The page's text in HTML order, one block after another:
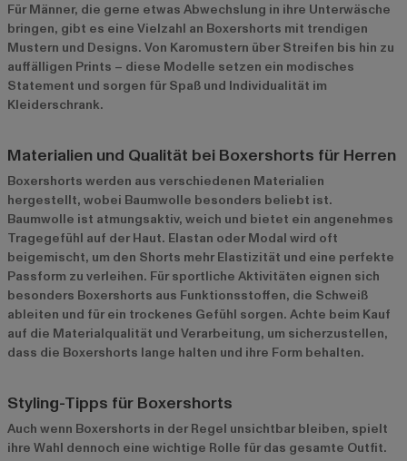
Für Männer, die gerne etwas Abwechslung in ihre Unterwäsche
bringen, gibt es eine Vielzahl an Boxershorts mit trendigen
Mustern und Designs. Von Karomustern über Streifen bis hin zu
auffälligen Prints – diese Modelle setzen ein modisches
Statement und sorgen für Spaß und Individualität im
Kleiderschrank.
Materialien und Qualität bei Boxershorts für Herren
Boxershorts werden aus verschiedenen Materialien
hergestellt, wobei Baumwolle besonders beliebt ist.
Baumwolle ist atmungsaktiv, weich und bietet ein angenehmes
Tragegefühl auf der Haut. Elastan oder Modal wird oft
beigemischt, um den Shorts mehr Elastizität und eine perfekte
Passform zu verleihen. Für sportliche Aktivitäten eignen sich
besonders Boxershorts aus Funktionsstoffen, die Schweiß
ableiten und für ein trockenes Gefühl sorgen. Achte beim Kauf
auf die Materialqualität und Verarbeitung, um sicherzustellen,
dass die Boxershorts lange halten und ihre Form behalten.
Styling-Tipps für Boxershorts
Auch wenn Boxershorts in der Regel unsichtbar bleiben, spielt
ihre Wahl dennoch eine wichtige Rolle für das gesamte Outfit.